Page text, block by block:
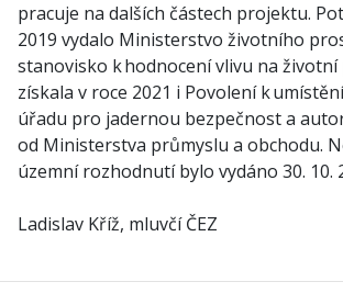
pracuje na dalších částech projektu.
2019 vydalo Ministerstvo životního
stanovisko k hodnocení vlivu na životní
získala v roce 2021 i Povolení k
úřadu pro jadernou bezpečnost a
od Ministerstva průmyslu a obchodu.
územní rozhodnutí bylo vydáno 30. 10.
Ladislav Kříž, mluvčí ČEZ